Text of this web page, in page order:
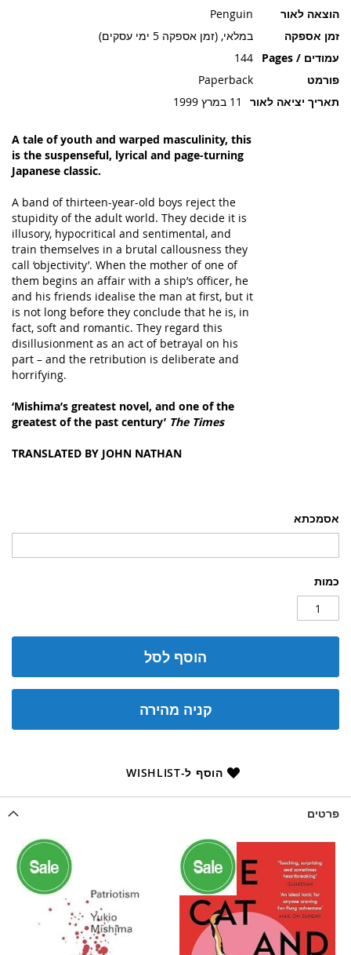
אסמכתא
כמות
הוסף לסל
קניה מהירה
הוסף ל-WISHLIST
הוצאה לאור
Penguin
זמן אספקה
במלאי, (זמן אספקה 5 ימי עסקים)
עמודים / Pages
144
פורמט
Paperback
תאריך יציאה לאור
11 במרץ 1999
A tale of youth and warped masculinity, this
is the suspenseful, lyrical and page-turning
Japanese classic.
A band of thirteen-year-old boys reject the
stupidity of the adult world. They decide it is
illusory, hypocritical and sentimental, and
train themselves in a brutal callousness they
call ‘objectivity’. When the mother of one of
them begins an affair with a ship’s officer, he
and his friends idealise the man at first, but it
is not long before they conclude that he is, in
fact, soft and romantic. They regard this
disillusionment as an act of betrayal on his
part – and the retribution is deliberate and
horrifying.
‘Mishima’s greatest novel, and one of the
greatest of the past century’ The Times
TRANSLATED BY JOHN NATHAN
פרטים